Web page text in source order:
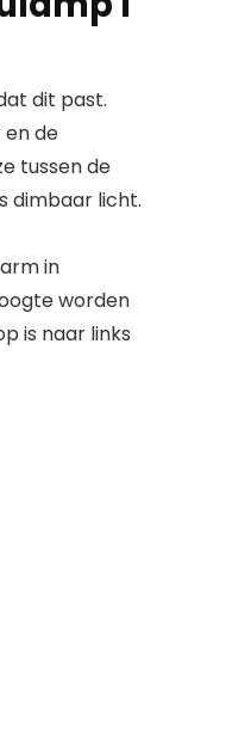
dit past.
en de
tussen de
dimbaar licht.
in
worden
is naar links